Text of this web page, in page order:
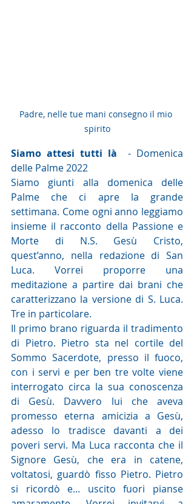
Padre, nelle tue mani consegno il mio
spirito
Siamo attesi tutti là
  - Domenica
delle Palme 2022
Siamo giunti alla domenica delle
Palme che ci apre la grande
settimana. Come ogni anno leggiamo
insieme il racconto della Passione e
Morte di N.S. Gesù Cristo,
quest’anno, nella redazione di San
Luca. Vorrei proporre una
meditazione a partire dai brani che
caratterizzano la versione di S. Luca.
Tre in particolare.
Il primo brano riguarda il tradimento
di Pietro. Pietro sta nel cortile del
Sommo Sacerdote, presso il fuoco,
con i servi e per ben tre volte viene
interrogato circa la sua conoscenza
di Gesù. Davvero lui che aveva
promesso eterna amicizia a Gesù,
adesso lo tradisce davanti a dei
poveri servi. Ma Luca racconta che il
Signore Gesù, che era in catene,
voltatosi, guardò fisso Pietro. Pietro
si ricordò e... uscito fuori pianse